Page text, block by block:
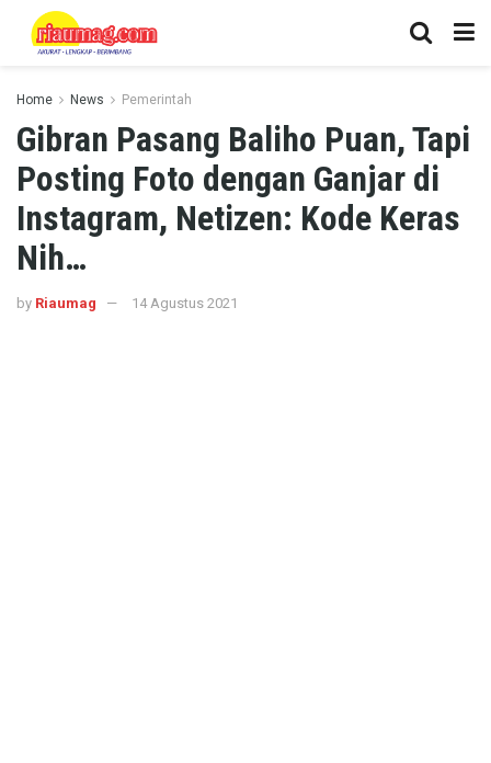
Home News Pemerintah
Gibran Pasang Baliho Puan, Tapi
Posting Foto dengan Ganjar di
Instagram, Netizen: Kode Keras
Nih…
by Riaumag 14 Agustus 2021